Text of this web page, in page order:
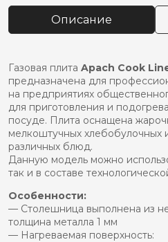
КОНФОРОЧН.700
APACH
Описание
Газовая плита Apach Cook
предназначена для
на предприятиях
для приготовления и
посуде. Плита оснащена
мелкоштучных хлебобулочных
различных блюд.
Данную модель можно
так и в составе
Особенности:
— Столешница выполнена из
толщина металла 1 мм
— Нагреваемая поверхность: